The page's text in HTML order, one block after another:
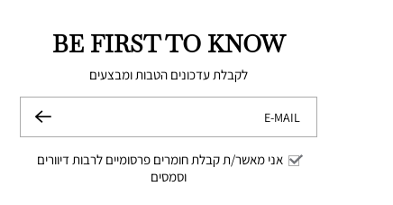
BE FIRST TO KNOW
לקבלת עדכונים הטבות ומבצעים
E-MAIL
אני מאשר/ת קבלת חומרים פרסומיים לרבות דיוורים
וסמסים
שלח